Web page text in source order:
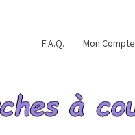
F.A.Q. Mon Compte